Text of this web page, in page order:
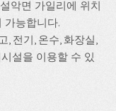
악면 가일리에 위치
가능합니다.
, 전기, 온수, 화장실,
설을 이용할 수 있